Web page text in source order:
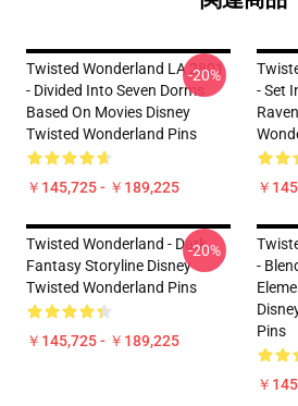
Twisted Wonderland LA 2801
- Divided Into Seven Dorms
Based On Movies Disney
Twisted Wonderland Pins
￥145,725 - ￥189,225
-20%
- Set
￥
Twisted Wonderland - Dark
Fantasy Storyline Disney
Twisted Wonderland Pins
￥145,725 - ￥189,225
-20%
-
Pins
￥